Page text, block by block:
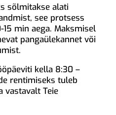
sõlmitakse alati
see protsess
min aega. Maksmisel
pangaülekannet või
kella 8:30 –
rentimiseks tuleb
vastavalt Teie